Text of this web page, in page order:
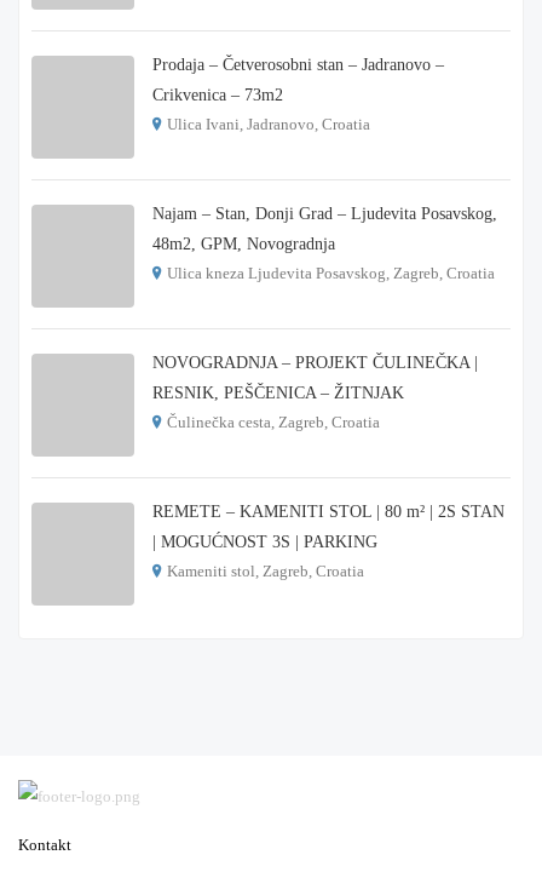
Prodaja – Četverosobni stan – Jadranovo –
Crikvenica – 73m2
Ulica Ivani, Jadranovo, Croatia
Najam – Stan, Donji Grad – Ljudevita Posavskog,
48m2, GPM, Novogradnja
Ulica kneza Ljudevita Posavskog, Zagreb, Croatia
NOVOGRADNJA – PROJEKT ČULINEČKA |
RESNIK, PEŠČENICA – ŽITNJAK
Čulinečka cesta, Zagreb, Croatia
REMETE – KAMENITI STOL | 80 m² | 2S STAN
| MOGUĆNOST 3S | PARKING
Kameniti stol, Zagreb, Croatia
Kontakt